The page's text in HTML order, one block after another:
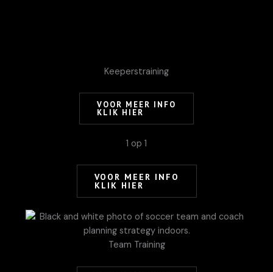
Keeperstraining
VOOR MEER INFO
KLIK HIER
1 op 1
VOOR MEER INFO
KLIK HIER
Team Training